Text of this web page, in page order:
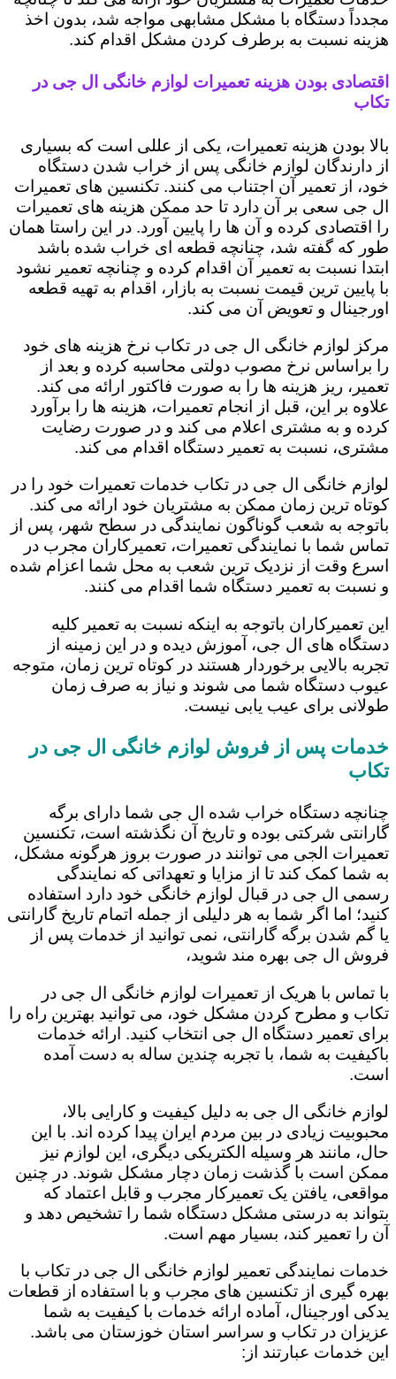
مجدداً دستگاه با مشکل مشابهی مواجه شد، بدون اخذ
هزینه نسبت به برطرف کردن مشکل اقدام کند.
اقتصادی بودن هزینه تعمیرات لوازم خانگی ال جی در
تکاب
بالا بودن هزینه تعمیرات، یکی از عللی است که بسیاری
از دارندگان لوازم خانگی پس از خراب شدن دستگاه
خود، از تعمیر آن اجتناب می کنند. تکنسین های تعمیرات
ال جی سعی بر آن دارد تا حد ممکن هزینه های تعمیرات
را اقتصادی کرده و آن ها را پایین آورد. در این راستا همان
طور که گفته شد، چنانچه قطعه ای خراب شده باشد
ابتدا نسبت به تعمیر آن اقدام کرده و چنانچه تعمیر نشود
با پایین ترین قیمت نسبت به بازار، اقدام به تهیه قطعه
اورجینال و تعویض آن می کند.
مرکز لوازم خانگی ال جی در تکاب نرخ هزینه های خود
را براساس نرخ مصوب دولتی محاسبه کرده و بعد از
تعمیر، ریز هزینه ها را به صورت فاکتور ارائه می کند.
علاوه بر این، قبل از انجام تعمیرات، هزینه ها را برآورد
کرده و به مشتری اعلام می کند و در صورت رضایت
مشتری، نسبت به تعمیر دستگاه اقدام می کند.
لوازم خانگی ال جی در تکاب خدمات تعمیرات خود را در
کوتاه ترین زمان ممکن به مشتریان خود ارائه می کند.
باتوجه به شعب گوناگون نمایندگی در سطح شهر، پس از
تماس شما با نمایندگی تعمیرات، تعمیرکاران مجرب در
اسرع وقت از نزدیک ترین شعب به محل شما اعزام شده
و نسبت به تعمیر دستگاه شما اقدام می کنند.
این تعمیرکاران باتوجه به اینکه نسبت به تعمیر کلیه
دستگاه های ال جی، آموزش دیده و در این زمینه از
تجربه بالایی برخوردار هستند در کوتاه ترین زمان، متوجه
عیوب دستگاه شما می شوند و نیاز به صرف زمان
طولانی برای عیب یابی نیست.
خدمات پس از فروش لوازم خانگی ال جی در
تکاب
چنانچه دستگاه خراب شده ال جی شما دارای برگه
گارانتی شرکتی بوده و تاریخ آن نگذشته است، تکنسین
تعمیرات الجی می توانند در صورت بروز هرگونه مشکل،
به شما کمک کند تا از مزایا و تعهداتی که نمایندگی
رسمی ال جی در قبال لوازم خانگی خود دارد استفاده
کنید؛ اما اگر شما به هر دلیلی از جمله اتمام تاریخ گارانتی
یا گم شدن برگه گارانتی، نمی توانید از خدمات پس از
فروش ال جی بهره مند شوید،
با تماس با هریک از تعمیرات لوازم خانگی ال جی در
تکاب و مطرح کردن مشکل خود، می توانید بهترین راه را
برای تعمیر دستگاه ال جی انتخاب کنید. ارائه خدمات
باکیفیت به شما، با تجربه چندین ساله به دست آمده
است.
لوازم خانگی ال جی به دلیل کیفیت و کارایی بالا،
محبوبیت زیادی در بین مردم ایران پیدا کرده اند. با این
حال، مانند هر وسیله الکتریکی دیگری، این لوازم نیز
ممکن است با گذشت زمان دچار مشکل شوند. در چنین
مواقعی، یافتن یک تعمیرکار مجرب و قابل اعتماد که
بتواند به درستی مشکل دستگاه شما را تشخیص دهد و
آن را تعمیر کند، بسیار مهم است.
خدمات نمایندگی تعمیر لوازم خانگی ال جی در تکاب با
بهره گیری از تکنسین های مجرب و با استفاده از قطعات
یدکی اورجینال، آماده ارائه خدمات با کیفیت به شما
عزیزان در تکاب و سراسر استان خوزستان می باشد.
این خدمات عبارتند از: